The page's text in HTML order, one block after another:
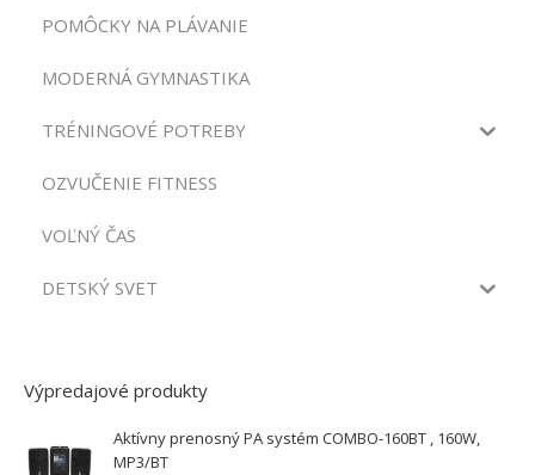
POMÔCKY NA PLÁVANIE
MODERNÁ GYMNASTIKA
TRÉNINGOVÉ POTREBY
OZVUČENIE FITNESS
VOĽNÝ ČAS
DETSKÝ SVET
Výpredajové produkty
Aktívny prenosný PA systém COMBO-160BT , 160W,
MP3/BT